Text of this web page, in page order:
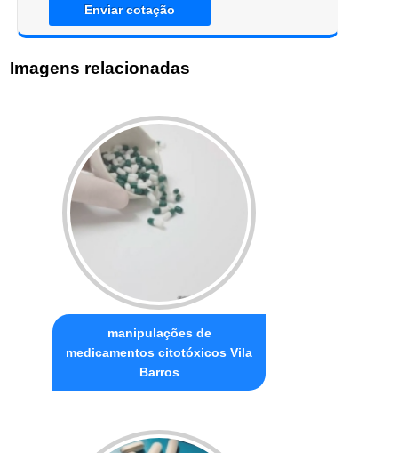
Enviar cotação
Imagens relacionadas
manipulações de
medicamentos citotóxicos Vila
Barros